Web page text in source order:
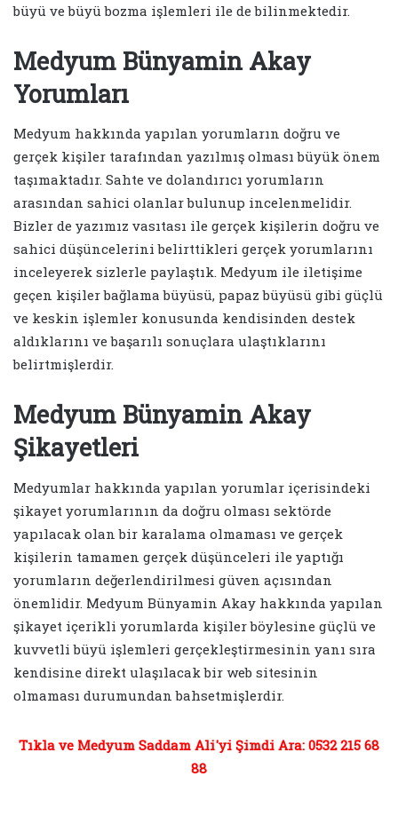
büyü ve büyü bozma işlemleri ile de bilinmektedir.
Medyum Bünyamin Akay
Yorumları
Medyum hakkında yapılan yorumların doğru ve
gerçek kişiler tarafından yazılmış olması büyük önem
taşımaktadır. Sahte ve dolandırıcı yorumların
arasından sahici olanlar bulunup incelenmelidir.
Bizler de yazımız vasıtası ile gerçek kişilerin doğru ve
sahici düşüncelerini belirttikleri gerçek yorumlarını
inceleyerek sizlerle paylaştık. Medyum ile iletişime
geçen kişiler bağlama büyüsü, papaz büyüsü gibi güçlü
ve keskin işlemler konusunda kendisinden destek
aldıklarını ve başarılı sonuçlara ulaştıklarını
belirtmişlerdir.
Medyum Bünyamin Akay
Şikayetleri
Medyumlar hakkında yapılan yorumlar içerisindeki
şikayet yorumlarının da doğru olması sektörde
yapılacak olan bir karalama olmaması ve gerçek
kişilerin tamamen gerçek düşünceleri ile yaptığı
yorumların değerlendirilmesi güven açısından
önemlidir. Medyum Bünyamin Akay hakkında yapılan
şikayet içerikli yorumlarda kişiler böylesine güçlü ve
kuvvetli büyü işlemleri gerçekleştirmesinin yanı sıra
kendisine direkt ulaşılacak bir web sitesinin
olmaması durumundan bahsetmişlerdir.
Tıkla ve Medyum Saddam Ali'yi Şimdi Ara: 0532 215 68
88